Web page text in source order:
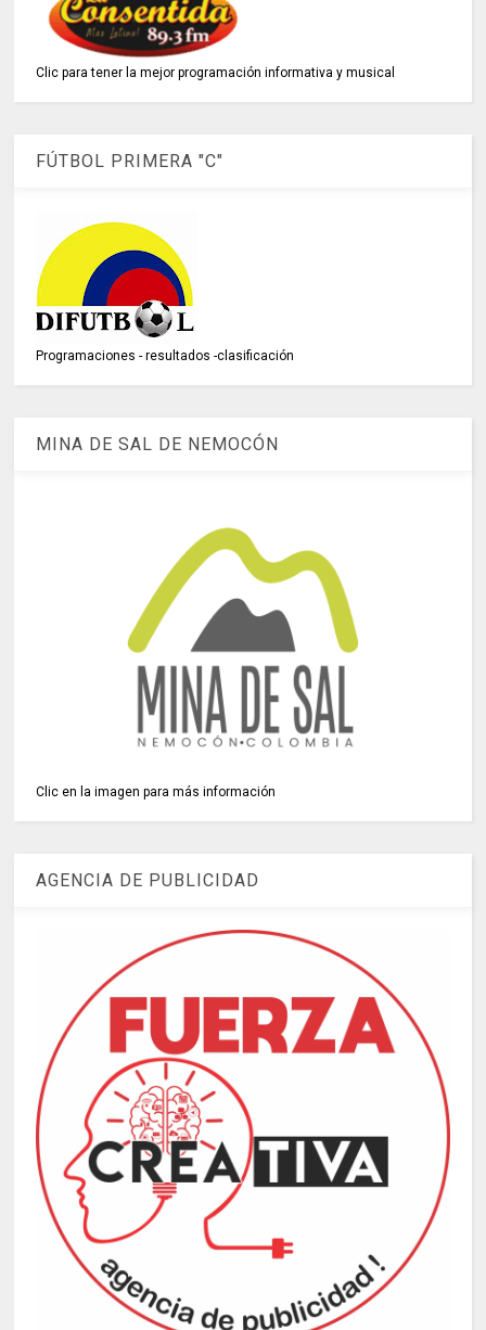
Clic para tener la mejor programación informativa y musical
FÚTBOL PRIMERA "C"
Programaciones - resultados -clasificación
MINA DE SAL DE NEMOCÓN
Clic en la imagen para más información
AGENCIA DE PUBLICIDAD